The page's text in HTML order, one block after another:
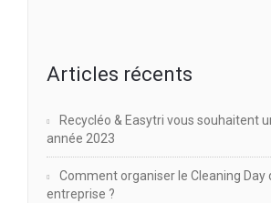
Articles récents
Recycléo & Easytri vous souhaitent
année 2023
Comment organiser le Cleaning Day
entreprise ?